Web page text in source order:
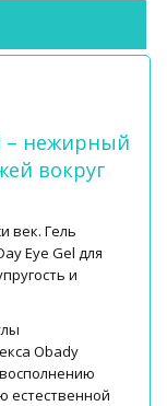
– нежирный
вокруг
век. Гель
Eye Gel для
и
Obady
восполнению
естественной